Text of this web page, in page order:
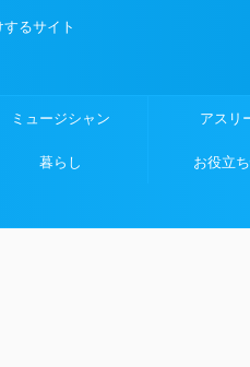
るサイト
ミュージシャン アスリ
暮らし お役立